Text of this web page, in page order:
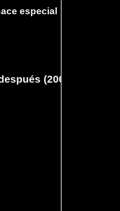
especial
(2003)